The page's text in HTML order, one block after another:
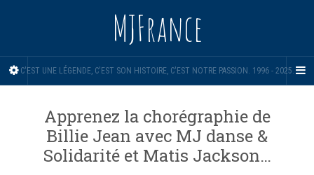
MJFrance
C'EST UNE LÉGENDE, C'EST SON HISTOIRE, C'EST NOTRE PASSION. 1996 - 2025.
Apprenez la chorégraphie de
Billie Jean avec MJ danse &
Solidarité et Matis Jackson…